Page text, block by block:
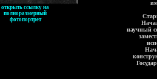
открыть ссылку на
полноразмерный
фотопортрет
научный